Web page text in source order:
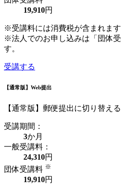
19,910円
※受講料には消費税が含まれます
※法人でのお申し込みは「団体
す。
受講する
【通常版】Web提出
【通常版】郵便提出に切り替える
受講期間：
3か月
一般受講料：
24,310円
団体受講料 ※
19,910円